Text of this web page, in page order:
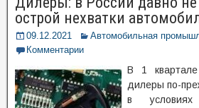
острой нехватки
09.12.2021
Автомобильная
Комментарии
В 1
дилеры по-
в условиях